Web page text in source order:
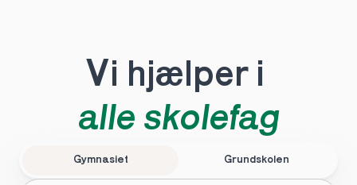
Vi hjælper i
alle skolefag
Gymnasiet Grundskolen